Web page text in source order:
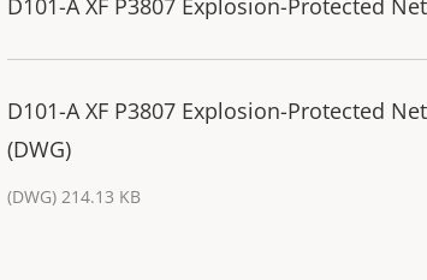
D101-A XF P3807 Explosion-Protected
D101-A XF P3807 Explosion-Protected
(DWG)
(DWG) 214.13 KB